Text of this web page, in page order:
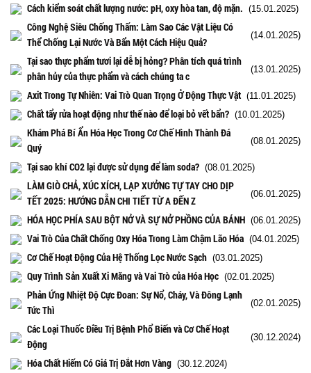
Cách kiểm soát chất lượng nước: pH, oxy hòa tan, độ mặn. (15.01.2025)
Công Nghệ Siêu Chống Thấm: Làm Sao Các Vật Liệu Có
Thể Chống Lại Nước Và Bẩn Một Cách Hiệu Quả?
(14.01.2025)
Tại sao thực phẩm tươi lại dễ bị hỏng? Phân tích quá trình
phân hủy của thực phẩm và cách chúng ta c
(13.01.2025)
Axit Trong Tự Nhiên: Vai Trò Quan Trọng Ở Động Thực Vật (11.01.2025)
Chất tẩy rửa hoạt động như thế nào để loại bỏ vết bẩn? (10.01.2025)
Khám Phá Bí Ẩn Hóa Học Trong Cơ Chế Hình Thành Đá
Quý
(08.01.2025)
Tại sao khí CO2 lại được sử dụng để làm soda? (08.01.2025)
LÀM GIÒ CHẢ, XÚC XÍCH, LẠP XƯỞNG TỰ TAY CHO DỊP
TẾT 2025: HƯỚNG DẪN CHI TIẾT TỪ A ĐẾN Z
(06.01.2025)
HÓA HỌC PHÍA SAU BỘT NỞ VÀ SỰ NỞ PHỒNG CỦA BÁNH (06.01.2025)
Vai Trò Của Chất Chống Oxy Hóa Trong Làm Chậm Lão Hóa (04.01.2025)
Cơ Chế Hoạt Động Của Hệ Thống Lọc Nước Sạch (03.01.2025)
Quy Trình Sản Xuất Xi Măng và Vai Trò của Hóa Học (02.01.2025)
Phản Ứng Nhiệt Độ Cực Đoan: Sự Nổ, Cháy, Và Đông Lạnh
Tức Thì
(02.01.2025)
Các Loại Thuốc Điều Trị Bệnh Phổ Biến và Cơ Chế Hoạt
Động
(30.12.2024)
Hóa Chất Hiếm Có Giá Trị Đắt Hơn Vàng (30.12.2024)